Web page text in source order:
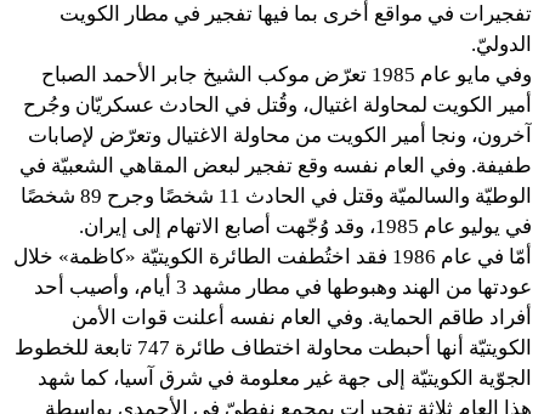
تفجيرات في مواقع أخرى بما فيها تفجير في مطار الكويت
الدوليّ.
وفي مايو عام 1985 تعرّض موكب الشيخ جابر الأحمد الصباح
أمير الكويت لمحاولة اغتيال، وقُتل في الحادث عسكريّان وجُرح
آخرون، ونجا أمير الكويت من محاولة الاغتيال وتعرّض لإصابات
طفيفة. وفي العام نفسه وقع تفجير لبعض المقاهي الشعبيّة في
الوطيّة والسالميّة وقتل في الحادث 11 شخصًا وجرح 89 شخصًا
في يوليو عام 1985، وقد وُجّهت أصابع الاتهام إلى إيران.
أمّا في عام 1986 فقد اختُطفت الطائرة الكويتيّة «كاظمة» خلال
عودتها من الهند وهبوطها في مطار مشهد 3 أيام، وأصيب أحد
أفراد طاقم الحماية. وفي العام نفسه أعلنت قوات الأمن
الكويتيّة أنها أحبطت محاولة اختطاف طائرة 747 تابعة للخطوط
الجوّية الكويتيّة إلى جهة غير معلومة في شرق آسيا، كما شهد
هذا العام ثلاثة تفجيرات بمجمع نفطيّ في الأحمدي بواسطة